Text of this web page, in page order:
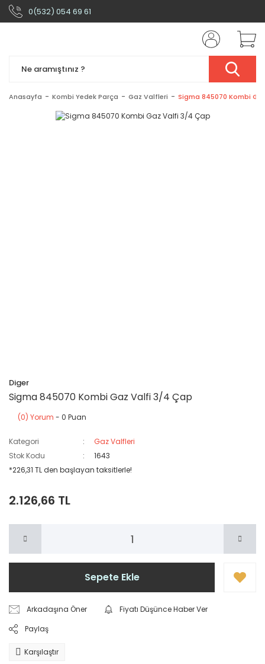
0(532) 054 69 61
Anasayfa Kombi Yedek Parça Gaz Valfleri Sigma 845070 Kombi
Diger
Sigma 845070 Kombi Gaz Valfi 3/4 Çap
(0) Yorum - 0 Puan
Kategori
Gaz Valfleri
Stok Kodu
1643
*226,31 TL den başlayan taksitlerle!
2.126,66 TL
Sepete Ekle
Arkadaşına Öner
Fiyatı Düşünce Haber Ver
Paylaş
Karşılaştır